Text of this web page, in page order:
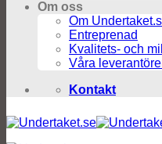
Om oss
Om
Entreprenad
Kvalitets- och
Våra
Kontakt